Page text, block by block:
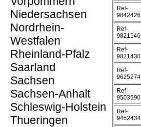
Niedersachsen
Nordrhein-
Westfalen
Rheinland-Pfalz
Saarland
Sachsen
Sachsen-Anhalt
Schleswig-Holstein
Thueringen
Ref-
9842426
Ref-
9821546
Ref-
9821430
Ref-
9625274
Ref-
9503590
Ref-
9452434